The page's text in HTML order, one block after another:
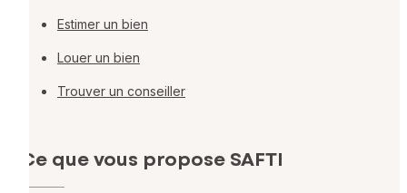
Estimer un bien
Louer un bien
Trouver un conseiller
Ce que vous propose SAFTI